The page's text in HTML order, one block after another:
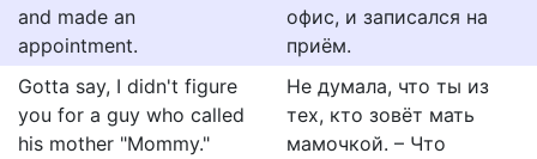
and made an
appointment.
офис, и записался на
приём.
Gotta say, I didn't figure
you for a guy who called
his mother "Mommy."
Не думала, что ты из
тех, кто зовёт мать
мамочкой. – Что